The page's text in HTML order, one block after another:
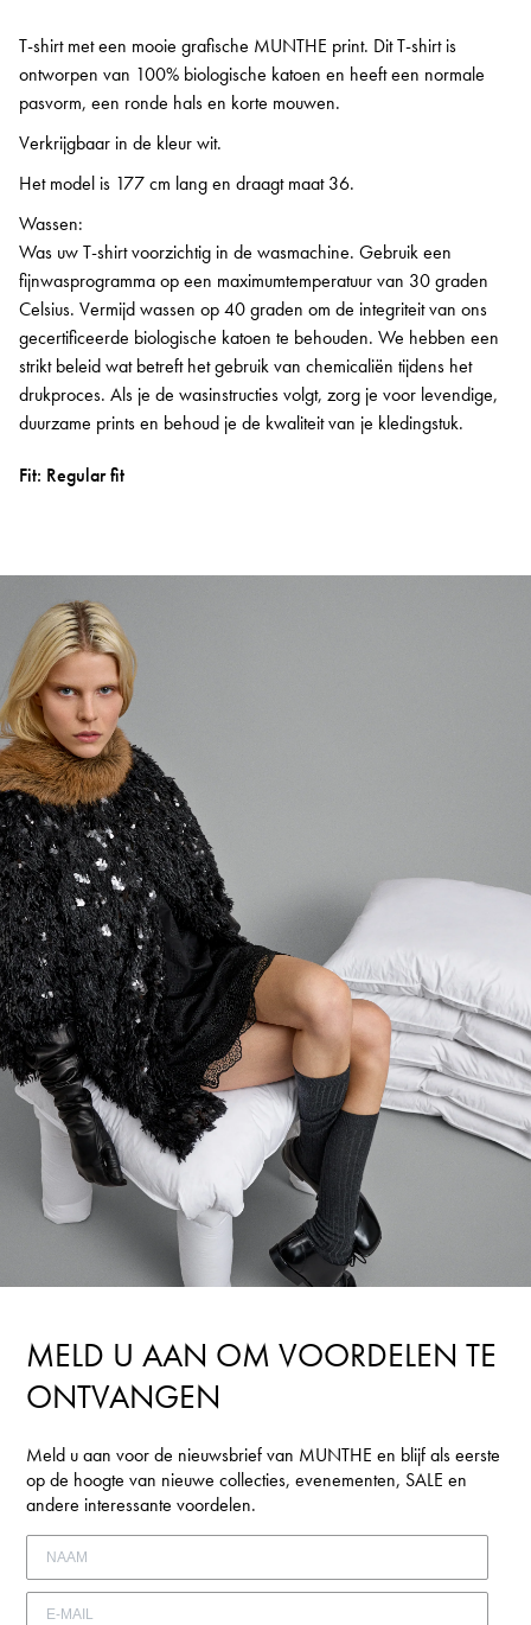
T-shirt met een mooie grafische MUNTHE print. Dit T-shirt is
ontworpen van 100% biologische katoen en heeft een normale
pasvorm, een ronde hals en korte mouwen.
Verkrijgbaar in de kleur wit.
Het model is 177 cm lang en draagt maat 36.
Wassen:
Was uw T-shirt voorzichtig in de wasmachine. Gebruik een
fijnwasprogramma op een maximumtemperatuur van 30 graden
Celsius. Vermijd wassen op 40 graden om de integriteit van ons
gecertificeerde biologische katoen te behouden. We hebben een
strikt beleid wat betreft het gebruik van chemicaliën tijdens het
drukproces. Als je de wasinstructies volgt, zorg je voor levendige,
duurzame prints en behoud je de kwaliteit van je kledingstuk.
Fit: Regular fit
MELD U AAN OM VOORDELEN TE
ONTVANGEN
Meld u aan voor de nieuwsbrief van MUNTHE en blijf als eerste
op de hoogte van nieuwe collecties, evenementen, SALE en
andere interessante voordelen.
Inloggen vereist
Meld u aan bij uw account om producten aan uw
verlanglijst toe te voegen en uw eerder opgeslagen
artikelen te bekijken.
LOGIN